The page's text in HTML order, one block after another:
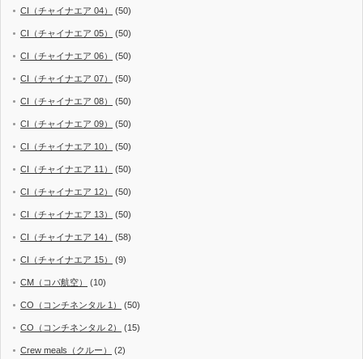
CI（チャイナエア 04） (50)
CI（チャイナエア 05） (50)
CI（チャイナエア 06） (50)
CI（チャイナエア 07） (50)
CI（チャイナエア 08） (50)
CI（チャイナエア 09） (50)
CI（チャイナエア 10） (50)
CI（チャイナエア 11） (50)
CI（チャイナエア 12） (50)
CI（チャイナエア 13） (50)
CI（チャイナエア 14） (58)
CI（チャイナエア 15） (9)
CM（コパ航空） (10)
CO（コンチネンタル 1） (50)
CO（コンチネンタル 2） (15)
Crew meals（クルー） (2)